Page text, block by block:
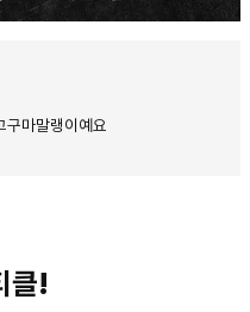
구마말랭이예요
클!